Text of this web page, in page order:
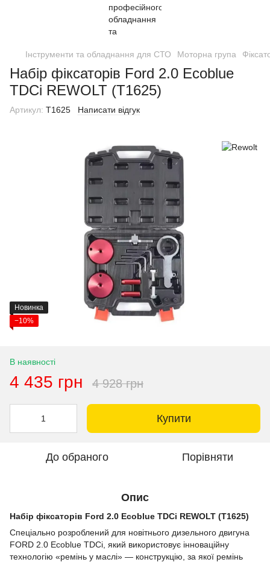
Інструменти та обладнання для СТО Моторна група
Набір фіксаторів Ford 2.0 Ecoblue
TDCi REWOLT (T1625)
Артикул: T1625 Написати відгук
Новинка
−10%
В наявності
4 435 грн 4 928 грн
Купити
До обраного Порівняти
Опис
Набір фіксаторів Ford 2.0 Ecoblue TDCi REWOLT (T1625)
Спеціально розроблений для новітнього дизельного двигуна
FORD 2.0 Ecoblue TDCi, який використовує інноваційну
технологію «ремінь у маслі» — конструкцію, за якої ремінь